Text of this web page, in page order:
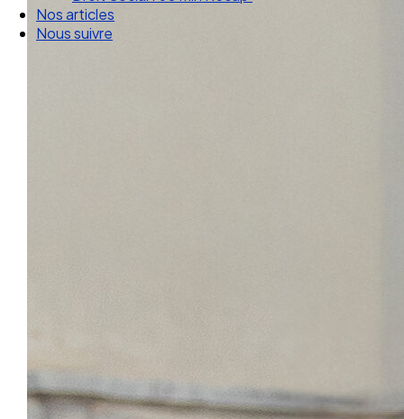
Droit Social : 60 min Recap’
Nos articles